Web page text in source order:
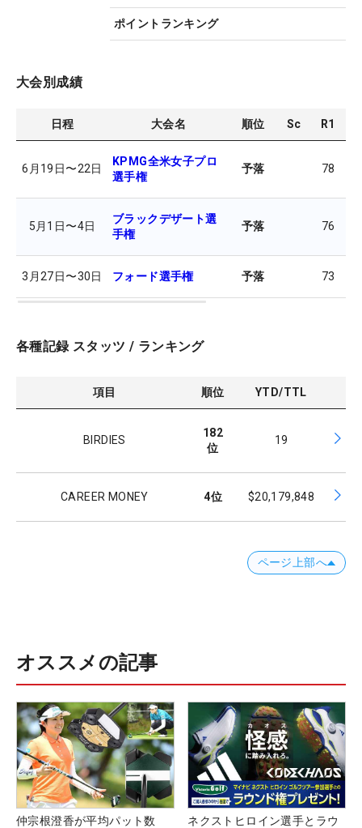
ポイントランキング
大会別成績
日程 大会名 順位 Sc R1
6月19日〜22日
KPMG全米女子プロ
選手権
予落 78
5月1日〜4日
ブラックデザート選
手権
予落 76
3月27日〜30日 フォード選手権 予落 73
各種記録 スタッツ / ランキング
項目 順位 YTD/TTL
BIRDIES
182
位
19
CAREER MONEY 4位 $20,179,848
ページ上部へ
オススメの記事
仲宗根澄香が平均パット数 ネクストヒロイン選手とラウ